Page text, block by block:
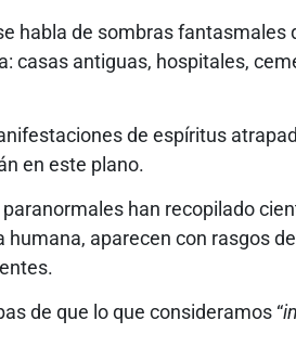
habla de sombras
casas antiguas, hospitales,
de espíritus
en este plano.
han recopilado
aparecen con rasgos
de que lo que consideramos “